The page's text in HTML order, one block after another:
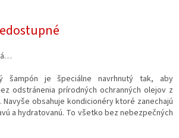
šampón je špeciálne navrhnutý tak, aby
odstránenia prírodných ochranných olejov z
obsahuje kondicionéry ktoré zanechajú
a hydratovanú. To všetko bez nebezpečných